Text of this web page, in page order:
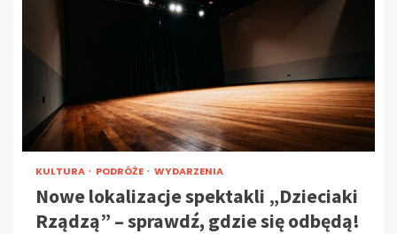
KULTURA PODRÓŻE WYDARZENIA
Nowe lokalizacje spektakli „Dzieciaki
Rządzą” – sprawdź, gdzie się odbędą!